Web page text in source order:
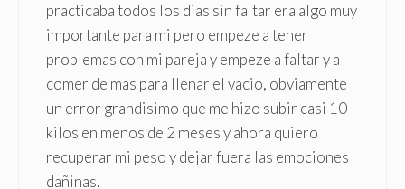
practicaba todos los dias sin faltar era algo muy
importante para mi pero empeze a tener
problemas con mi pareja y empeze a faltar y a
comer de mas para llenar el vacio, obviamente
un error grandisimo que me hizo subir casi 10
kilos en menos de 2 meses y ahora quiero
recuperar mi peso y dejar fuera las emociones
dañinas.